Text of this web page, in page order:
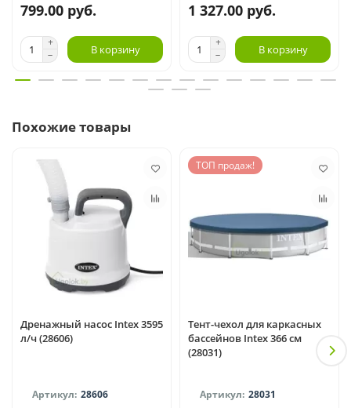
799.00 руб.
В корзину
1 327.00 руб.
В корзину
Похожие товары
Дренажный насос Intex 3595
л/ч (28606)
28606
ТОП продаж!
Тент-чехол для каркасных
бассейнов Intex 366 см
(28031)
28031